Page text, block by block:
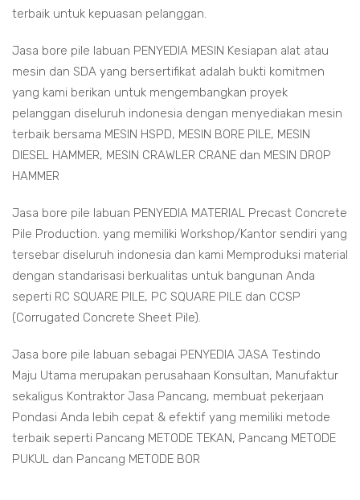
terbaik untuk kepuasan pelanggan.
Jasa bore pile labuan PENYEDIA MESIN Kesiapan alat atau
mesin dan SDA yang bersertifikat adalah bukti komitmen
yang kami berikan untuk mengembangkan proyek
pelanggan diseluruh indonesia dengan menyediakan mesin
terbaik bersama MESIN HSPD, MESIN BORE PILE, MESIN
DIESEL HAMMER, MESIN CRAWLER CRANE dan MESIN DROP
HAMMER
Jasa bore pile labuan PENYEDIA MATERIAL Precast Concrete
Pile Production. yang memiliki Workshop/Kantor sendiri yang
tersebar diseluruh indonesia dan kami Memproduksi material
dengan standarisasi berkualitas untuk bangunan Anda
seperti RC SQUARE PILE, PC SQUARE PILE dan CCSP
(Corrugated Concrete Sheet Pile).
Jasa bore pile labuan sebagai PENYEDIA JASA Testindo
Maju Utama merupakan perusahaan Konsultan, Manufaktur
sekaligus Kontraktor Jasa Pancang, membuat pekerjaan
Pondasi Anda lebih cepat & efektif yang memiliki metode
terbaik seperti Pancang METODE TEKAN, Pancang METODE
PUKUL dan Pancang METODE BOR